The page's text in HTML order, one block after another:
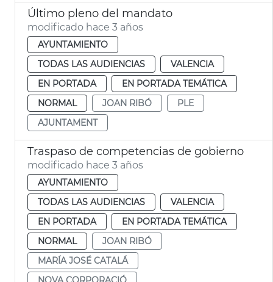
Último pleno del mandato
modificado hace 3 años
AYUNTAMIENTO
TODAS LAS AUDIENCIAS
VALENCIA
EN PORTADA
EN PORTADA TEMÁTICA
NORMAL
JOAN RIBÓ
PLE
AJUNTAMENT
Traspaso de competencias de gobierno
modificado hace 3 años
AYUNTAMIENTO
TODAS LAS AUDIENCIAS
VALENCIA
EN PORTADA
EN PORTADA TEMÁTICA
NORMAL
JOAN RIBÓ
MARÍA JOSÉ CATALÁ